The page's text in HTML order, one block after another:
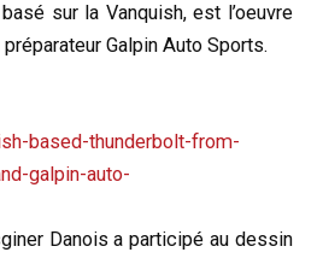
sur la Vanquish, est l’oeuvre
Galpin Auto Sports.
Danois a participé au dessin